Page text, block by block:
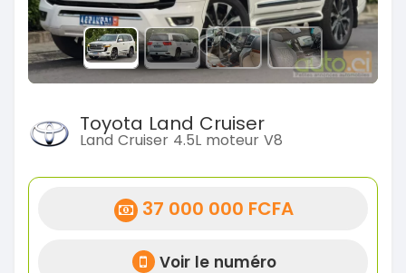
Toyota Land Cruiser
Land Cruiser 4.5L moteur V8
37 000 000 FCFA
Voir le numéro